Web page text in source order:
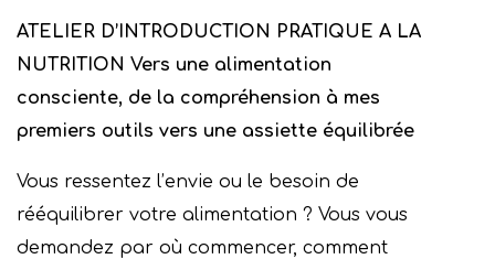
ATELIER D’INTRODUCTION PRATIQUE A LA
NUTRITION Vers une alimentation
consciente, de la compréhension à mes
premiers outils vers une assiette équilibrée
Vous ressentez l’envie ou le besoin de
rééquilibrer votre alimentation ? Vous vous
demandez par où commencer, comment